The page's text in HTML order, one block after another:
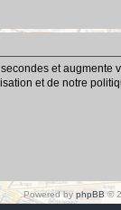
et
et de notre
Powered by phpBB©